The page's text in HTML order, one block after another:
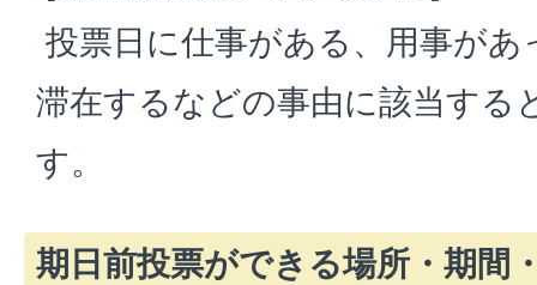
投票日に仕事がある、用事が
滞在するなどの事由に該当する
す。
期日前投票ができる場所・期間